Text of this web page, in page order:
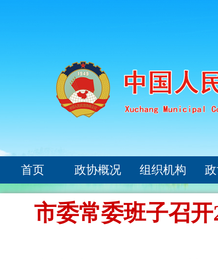
首页 政协概况 组织机构
市委常委班子召